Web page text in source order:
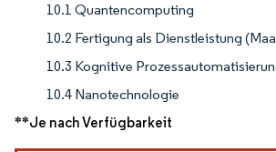
10.1 Quantencomputing
10.2 Fertigung als Dienstleistung
10.3 Kognitive
10.4 Nanotechnologie
**Je nach Verfügbarkeit